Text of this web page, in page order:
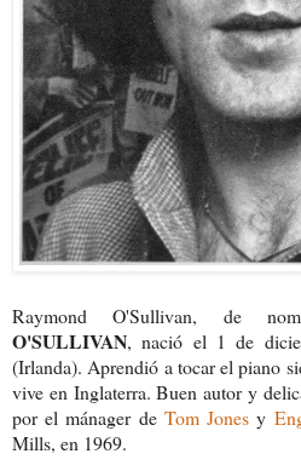
Raymond O'Sullivan, de
O'SULLIVAN, nació el 1 de
(Irlanda). Aprendió a tocar el piano
vive en Inglaterra. Buen autor y
por el mánager de Tom Jones y
Mills, en 1969.